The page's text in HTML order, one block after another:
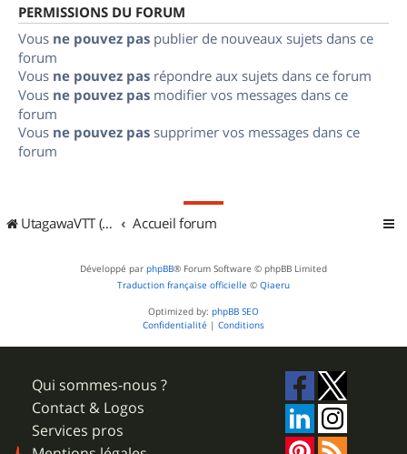
PERMISSIONS DU FORUM
Vous ne pouvez pas publier de nouveaux sujets dans ce
forum
Vous ne pouvez pas répondre aux sujets dans ce forum
Vous ne pouvez pas modifier vos messages dans ce
forum
Vous ne pouvez pas supprimer vos messages dans ce
forum
UtagawaVTT (Randos VTT et VTTAE avec traces GPS) Accueil forum
Développé par phpBB® Forum Software © phpBB Limited
Traduction française officielle © Qiaeru
Optimized by: phpBB SEO
Confidentialité | Conditions
Qui sommes-nous ?
Contact & Logos
Services pros